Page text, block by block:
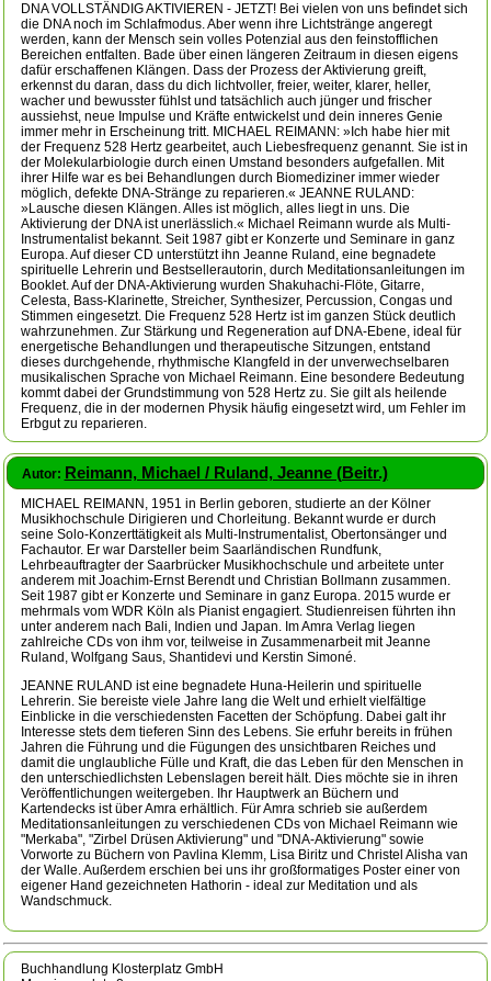
DNA VOLLSTÄNDIG AKTIVIEREN - JETZT! Bei vielen von uns befindet sich
die DNA noch im Schlafmodus. Aber wenn ihre Lichtstränge angeregt
werden, kann der Mensch sein volles Potenzial aus den feinstofflichen
Bereichen entfalten. Bade über einen längeren Zeitraum in diesen eigens
dafür erschaffenen Klängen. Dass der Prozess der Aktivierung greift,
erkennst du daran, dass du dich lichtvoller, freier, weiter, klarer, heller,
wacher und bewusster fühlst und tatsächlich auch jünger und frischer
aussiehst, neue Impulse und Kräfte entwickelst und dein inneres Genie
immer mehr in Erscheinung tritt. MICHAEL REIMANN: »Ich habe hier mit
der Frequenz 528 Hertz gearbeitet, auch Liebesfrequenz genannt. Sie ist in
der Molekularbiologie durch einen Umstand besonders aufgefallen. Mit
ihrer Hilfe war es bei Behandlungen durch Biomediziner immer wieder
möglich, defekte DNA-Stränge zu reparieren.« JEANNE RULAND:
»Lausche diesen Klängen. Alles ist möglich, alles liegt in uns. Die
Aktivierung der DNA ist unerlässlich.« Michael Reimann wurde als Multi-
Instrumentalist bekannt. Seit 1987 gibt er Konzerte und Seminare in ganz
Europa. Auf dieser CD unterstützt ihn Jeanne Ruland, eine begnadete
spirituelle Lehrerin und Bestsellerautorin, durch Meditationsanleitungen im
Booklet. Auf der DNA-Aktivierung wurden Shakuhachi-Flöte, Gitarre,
Celesta, Bass-Klarinette, Streicher, Synthesizer, Percussion, Congas und
Stimmen eingesetzt. Die Frequenz 528 Hertz ist im ganzen Stück deutlich
wahrzunehmen. Zur Stärkung und Regeneration auf DNA-Ebene, ideal für
energetische Behandlungen und therapeutische Sitzungen, entstand
dieses durchgehende, rhythmische Klangfeld in der unverwechselbaren
musikalischen Sprache von Michael Reimann. Eine besondere Bedeutung
kommt dabei der Grundstimmung von 528 Hertz zu. Sie gilt als heilende
Frequenz, die in der modernen Physik häufig eingesetzt wird, um Fehler im
Erbgut zu reparieren.
Autor: Reimann, Michael / Ruland, Jeanne (Beitr.)
MICHAEL REIMANN, 1951 in Berlin geboren, studierte an der Kölner
Musikhochschule Dirigieren und Chorleitung. Bekannt wurde er durch
seine Solo-Konzerttätigkeit als Multi-Instrumentalist, Obertonsänger und
Fachautor. Er war Darsteller beim Saarländischen Rundfunk,
Lehrbeauftragter der Saarbrücker Musikhochschule und arbeitete unter
anderem mit Joachim-Ernst Berendt und Christian Bollmann zusammen.
Seit 1987 gibt er Konzerte und Seminare in ganz Europa. 2015 wurde er
mehrmals vom WDR Köln als Pianist engagiert. Studienreisen führten ihn
unter anderem nach Bali, Indien und Japan. Im Amra Verlag liegen
zahlreiche CDs von ihm vor, teilweise in Zusammenarbeit mit Jeanne
Ruland, Wolfgang Saus, Shantidevi und Kerstin Simoné.
JEANNE RULAND ist eine begnadete Huna-Heilerin und spirituelle
Lehrerin. Sie bereiste viele Jahre lang die Welt und erhielt vielfältige
Einblicke in die verschiedensten Facetten der Schöpfung. Dabei galt ihr
Interesse stets dem tieferen Sinn des Lebens. Sie erfuhr bereits in frühen
Jahren die Führung und die Fügungen des unsichtbaren Reiches und
damit die unglaubliche Fülle und Kraft, die das Leben für den Menschen in
den unterschiedlichsten Lebenslagen bereit hält. Dies möchte sie in ihren
Veröffentlichungen weitergeben. Ihr Hauptwerk an Büchern und
Kartendecks ist über Amra erhältlich. Für Amra schrieb sie außerdem
Meditationsanleitungen zu verschiedenen CDs von Michael Reimann wie
"Merkaba", "Zirbel Drüsen Aktivierung" und "DNA-Aktivierung" sowie
Vorworte zu Büchern von Pavlina Klemm, Lisa Biritz und Christel Alisha van
der Walle. Außerdem erschien bei uns ihr großformatiges Poster einer von
eigener Hand gezeichneten Hathorin - ideal zur Meditation und als
Wandschmuck.
Buchhandlung Klosterplatz GmbH